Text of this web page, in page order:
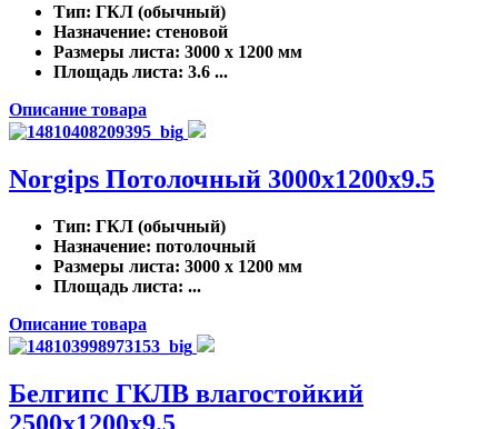
Тип: ГКЛ (обычный)
Назначение: стеновой
Размеры листа: 3000 x 1200 мм
Площадь листа: 3.6 ...
Описание товара
Norgips Потолочный 3000x1200x9.5
Тип: ГКЛ (обычный)
Назначение: потолочный
Размеры листа: 3000 x 1200 мм
Площадь листа: ...
Описание товара
Белгипс ГКЛВ влагостойкий
2500х1200х9.5